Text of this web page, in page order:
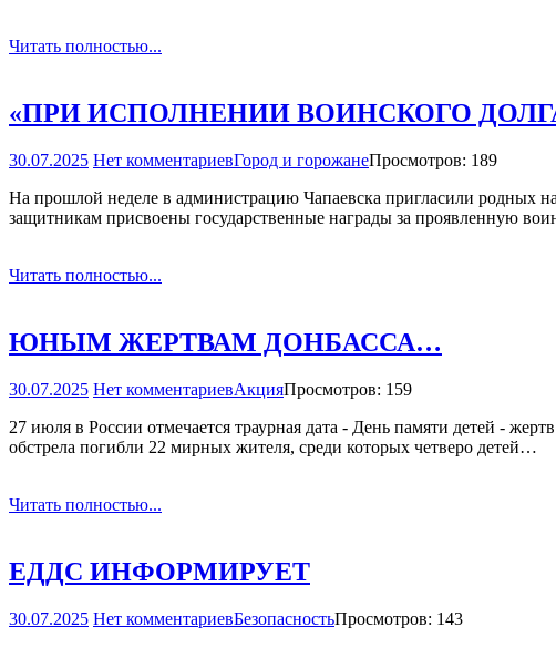
Читать полностью...
«ПРИ ИСПОЛНЕНИИ ВОИНСКОГО
30.07.2025 Нет комментариевГород и горожанеПросмотров: 189
На прошлой неделе в администрацию Чапаевска пригласили родных
защитникам присвоены государственные награды за проявленную
Читать полностью...
ЮНЫМ ЖЕРТВАМ ДОНБАССА…
30.07.2025 Нет комментариевАкцияПросмотров: 159
27 июля в России отмечается траурная дата - День памяти детей -
обстрела погибли 22 мирных жителя, среди которых четверо детей…
Читать полностью...
ЕДДС ИНФОРМИРУЕТ
30.07.2025 Нет комментариевБезопасностьПросмотров: 143